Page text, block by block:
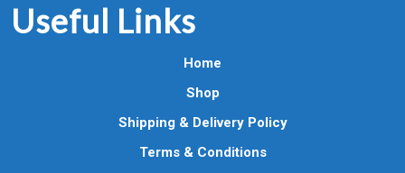
Useful Links
Home
Shop
Shipping & Delivery Policy
Terms & Conditions